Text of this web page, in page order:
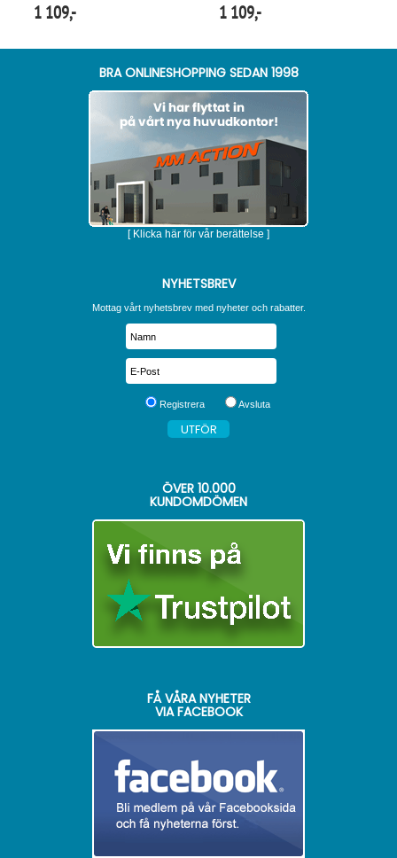
1 109,- 1 109,-
BRA ONLINESHOPPING SEDAN 1998
[ Klicka här för vår berättelse ]
NYHETSBREV
Mottag vårt nyhetsbrev med nyheter och rabatter.
Registrera Avsluta
ÖVER 10.000
KUNDOMDÖMEN
FÅ VÅRA NYHETER
VIA FACEBOOK